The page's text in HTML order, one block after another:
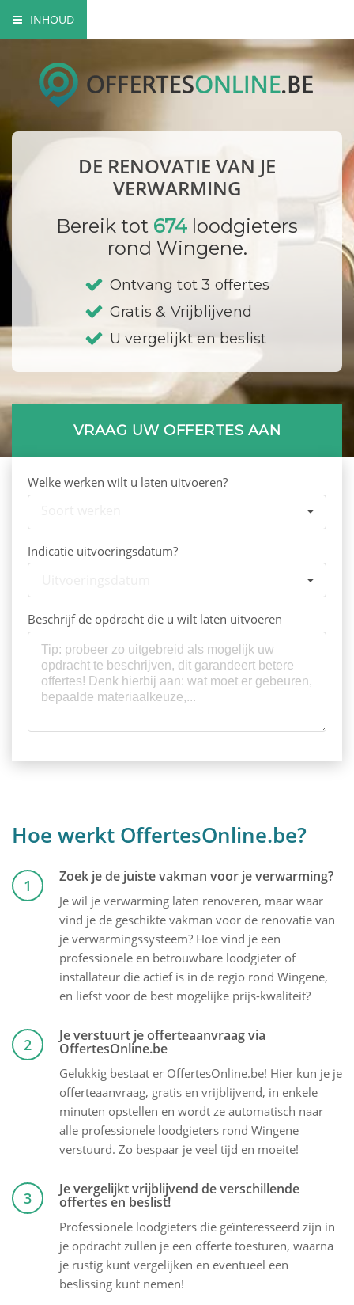
INHOUD
Waarom beroep doen op een professional?
Kies de juiste verwarming
Mogelijke renovatiewerken
DE RENOVATIE VAN JE
VERWARMING
Bereik tot 674 loodgieters
rond Wingene.
Ontvang tot 3 offertes
Gratis & Vrijblijvend
U vergelijkt en beslist
VRAAG UW OFFERTES AAN
Welke werken wilt u laten uitvoeren?
Indicatie uitvoeringsdatum?
Beschrijf de opdracht die u wilt laten uitvoeren
Hoe werkt OffertesOnline.be?
1 Zoek je de juiste vakman voor je verwarming?
Je wil je verwarming laten renoveren, maar waar
vind je de geschikte vakman voor de renovatie van
je verwarmingssysteem? Hoe vind je een
professionele en betrouwbare loodgieter of
installateur die actief is in de regio rond Wingene,
en liefst voor de best mogelijke prijs-kwaliteit?
2 Je verstuurt je offerteaanvraag via
OffertesOnline.be
Gelukkig bestaat er OffertesOnline.be! Hier kun je je
offerteaanvraag, gratis en vrijblijvend, in enkele
minuten opstellen en wordt ze automatisch naar
alle professionele loodgieters rond Wingene
verstuurd. Zo bespaar je veel tijd en moeite!
3 Je vergelijkt vrijblijvend de verschillende
offertes en beslist!
Professionele loodgieters die geïnteresseerd zijn in
je opdracht zullen je een offerte toesturen, waarna
je rustig kunt vergelijken en eventueel een
beslissing kunt nemen!